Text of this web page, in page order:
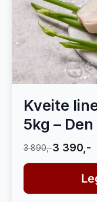
Kveite
5kg –
3 890,-3 390,-